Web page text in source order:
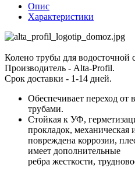
Опис
Характеристики
Колено трубы для водосточной
Производитель - Аlta-Profil.
Срок доставки - 1-14 дней.
Обеспечивает переход от
трубами.
Стойкая к УФ,
прокладок, механическая
повреждена коррозии,
имеет дополнительные
ребра жесткости,